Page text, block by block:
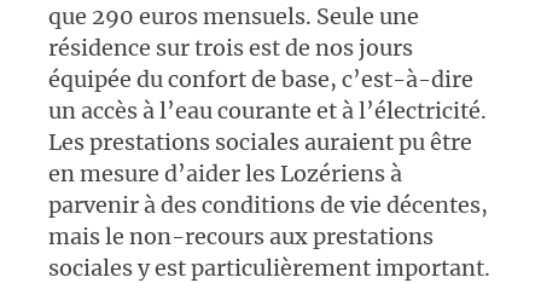
que 290 euros mensuels. Seule une
résidence sur trois est de nos jours
équipée du confort de base, c’est-à-dire
un accès à l’eau courante et à l’électricité.
Les prestations sociales auraient pu être
en mesure d’aider les Lozériens à
parvenir à des conditions de vie décentes,
mais le non-recours aux prestations
sociales y est particulièrement important.